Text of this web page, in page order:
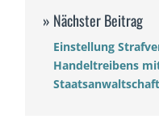
Einstellung
Handeltreibens